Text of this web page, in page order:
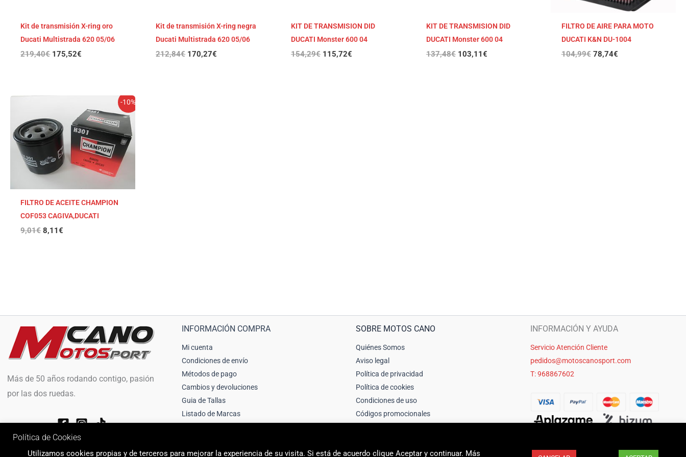
Kit de transmisión X-ring oro
Ducati Multistrada 620 05/06
219,40€ 175,52€
Kit de transmisión X-ring negra
Ducati Multistrada 620 05/06
212,84€ 170,27€
KIT DE TRANSMISION DID
DUCATI Monster 600 04
154,29€ 115,72€
KIT DE TRANSMISION DID
DUCATI Monster 600 04
137,48€ 103,11 €
FILTRO DE AIRE PARA MOTO
DUCATI K&N DU-1004
104,99€ 78,74€
-10%
FILTRO DE ACEITE CHAMPION
COF053 CAGIVA,DUCATI
9,01€
original
era:
9,01€.
8,11€
precio
actual
es:
8,11€.
Más de 50 años rodando contigo, pasión
por las dos ruedas.
INFORMACIÓN COMPRA
Mi cuenta
Condiciones de envío
Métodos de pago
Cambios y devoluciones
Guia de Tallas
Listado de Marcas
SOBRE MOTOS CANO
Quiénes Somos
Aviso legal
Política de privacidad
Política de cookies
Condiciones de uso
Códigos promocionales
INFORMACIÓN Y AYUDA
Servicio Atención Cliente
pedidos@motoscanosport.com
T: 968867602
Política de Cookies
Utilizamos cookies propias y de terceros para mejorar la experiencia de su visita. Si está de acuerdo clique Aceptar y continuar. Más